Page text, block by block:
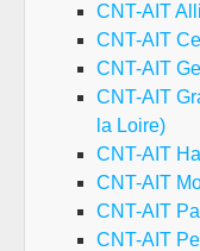
CNT-AIT
CNT-AIT
CNT-AIT
CNT-AIT
la Loire)
CNT-AIT
CNT-AIT
CNT-AIT
CNT-AIT